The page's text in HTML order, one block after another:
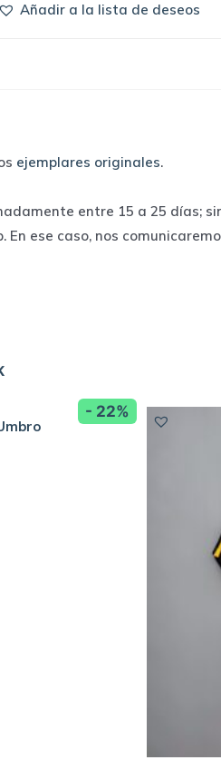
de Añadir a la lista de deseos
ejemplares originales.
entre 15 a 25 días;
ese caso, nos
- 22%